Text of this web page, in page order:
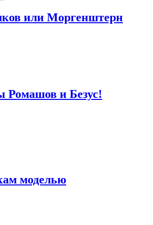
или Моргенштерн
Ромашов и Безус!
моделью